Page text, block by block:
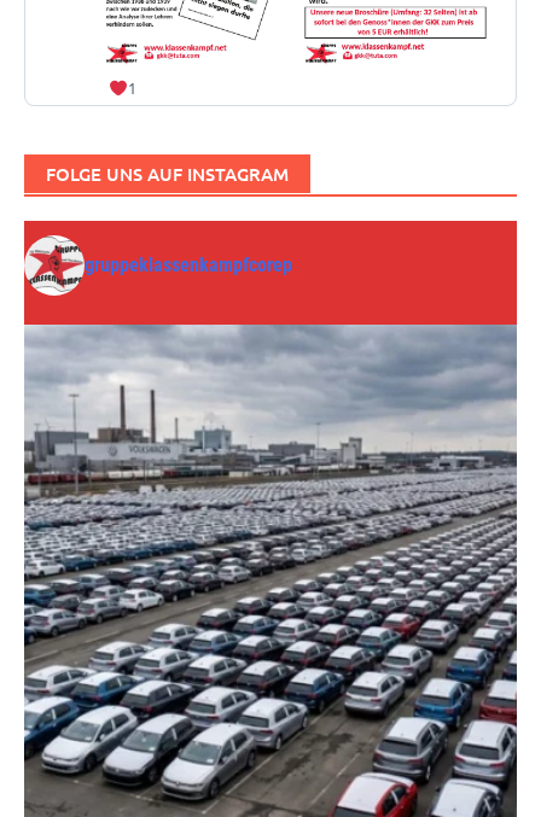
1
FOLGE UNS AUF INSTAGRAM
gruppeklassenkampfcorep